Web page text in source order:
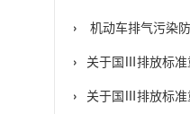
机动车排气污染
关于国Ⅲ排放标准
关于国Ⅲ排放标准